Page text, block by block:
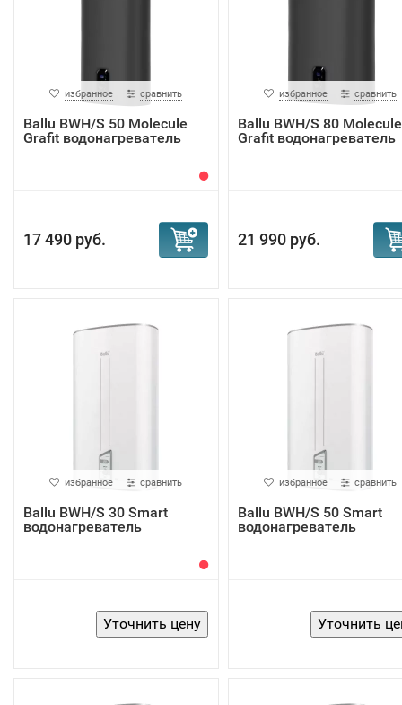
избранное сравнить
Ballu BWH/S 50 Molecule
Grafit водонагреватель
17 490 руб.
избранное сравнить
Ballu BWH/S 80 Molecule
Grafit водонагреватель
21 990 руб.
избранное сравнить
Ballu BWH/S 30 Smart
водонагреватель
избранное сравнить
Ballu BWH/S 50 Smart
водонагреватель